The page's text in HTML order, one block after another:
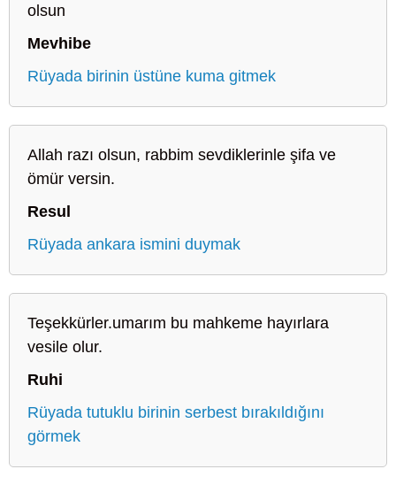
olsun
Mevhibe
Rüyada birinin üstüne kuma gitmek
Allah razı olsun, rabbim sevdiklerinle şifa ve
ömür versin.
Resul
Rüyada ankara ismini duymak
Teşekkürler.umarım bu mahkeme hayırlara
vesile olur.
Ruhi
Rüyada tutuklu birinin serbest bırakıldığını
görmek